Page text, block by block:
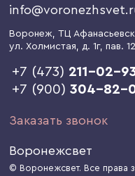
Воронеж, ТЦ
ул. Холмистая, д. 1г, пав.
+7 (473) 211-02-
+7 (900)304-82-
Заказать звонок
Воронежсвет
© Воронежсвет. Все права